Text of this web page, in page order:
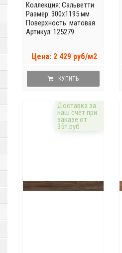
Коллекция: Сальветти
Размер: 300x1195 мм
Поверхность: матовая
Артикул: 125279
Цена: 2 429 руб/м2
КУПИТЬ
Доставка за
наш счёт при
заказе от
35т.руб